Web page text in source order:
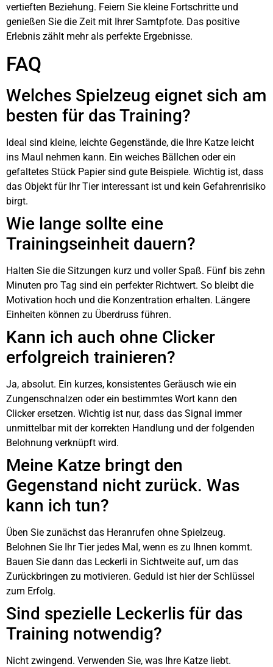
vertieften Beziehung. Feiern Sie kleine Fortschritte und
genießen Sie die Zeit mit Ihrer Samtpfote. Das positive
Erlebnis zählt mehr als perfekte Ergebnisse.
FAQ
Welches Spielzeug eignet sich am
besten für das Training?
Ideal sind kleine, leichte Gegenstände, die Ihre Katze leicht
ins Maul nehmen kann. Ein weiches Bällchen oder ein
gefaltetes Stück Papier sind gute Beispiele. Wichtig ist, dass
das Objekt für Ihr Tier interessant ist und kein Gefahrenrisiko
birgt.
Wie lange sollte eine
Trainingseinheit dauern?
Halten Sie die Sitzungen kurz und voller Spaß. Fünf bis zehn
Minuten pro Tag sind ein perfekter Richtwert. So bleibt die
Motivation hoch und die Konzentration erhalten. Längere
Einheiten können zu Überdruss führen.
Kann ich auch ohne Clicker
erfolgreich trainieren?
Ja, absolut. Ein kurzes, konsistentes Geräusch wie ein
Zungenschnalzen oder ein bestimmtes Wort kann den
Clicker ersetzen. Wichtig ist nur, dass das Signal immer
unmittelbar mit der korrekten Handlung und der folgenden
Belohnung verknüpft wird.
Meine Katze bringt den
Gegenstand nicht zurück. Was
kann ich tun?
Üben Sie zunächst das Heranrufen ohne Spielzeug.
Belohnen Sie Ihr Tier jedes Mal, wenn es zu Ihnen kommt.
Bauen Sie dann das Leckerli in Sichtweite auf, um das
Zurückbringen zu motivieren. Geduld ist hier der Schlüssel
zum Erfolg.
Sind spezielle Leckerlis für das
Training notwendig?
Nicht zwingend. Verwenden Sie, was Ihre Katze liebt.